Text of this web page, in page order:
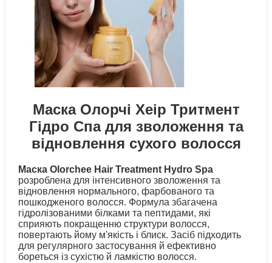
Маска Олорчі Хеір Тритмент
Гідро Спа для зволоження та
відновлення сухого волосся
Маска Olorchee Hair Treatment Hydro Spa
розроблена для інтенсивного зволоження та
відновлення нормального, фарбованого та
пошкодженого волосся. Формула збагачена
гідролізованими білками та пептидами, які
сприяють покращенню структури волосся,
повертають йому м'якість і блиск. Засіб підходить
для регулярного застосування й ефективно
бореться із сухістю й ламкістю волосся.